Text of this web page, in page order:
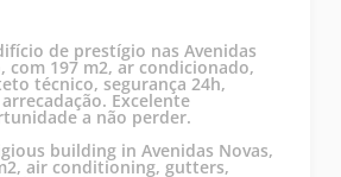
com 197 m2, ar condicionado,
técnico, segurança 24h,
Excelente
a não perder.
building in Avenidas Novas,
air conditioning, gutters,